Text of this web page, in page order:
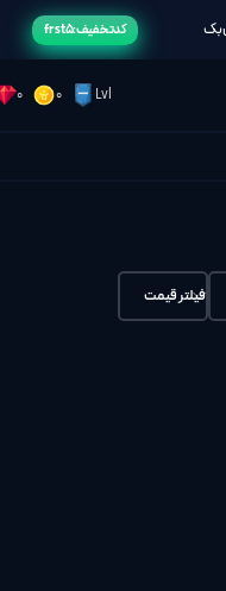
کد تخفیف: frst5
0 0 Lvl
فیلتر قیمت